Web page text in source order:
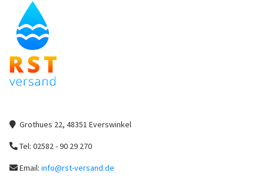
Grothues 22, 48351 Everswinkel
Tel: 02582 - 90 29 270
Email: info@rst-versand.de